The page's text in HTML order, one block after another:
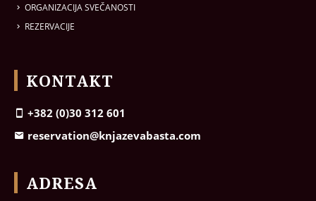
ORGANIZACIJA SVEČANOSTI
REZERVACIJE
KONTAKT
+382 (0)30 312 601
reservation@knjazevabasta.com
ADRESA